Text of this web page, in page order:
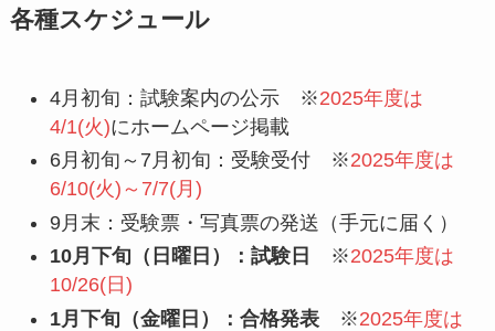
各種スケジュール
4月初旬：試験案内の公示 ※2025年度は
4/1(火)にホームページ掲載
6月初旬～7月初旬：受験受付
※2025年度は
6/10(火)～7/7(月)
9月末：受験票・写真票の発送（手元に届く）
10月下旬（日曜日）：試験日
※2025年度は
10/26(日)
1月下旬（金曜日）：合格発表
※2025年度は